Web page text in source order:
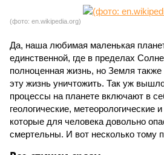
(фото: en.wikipedia.org)
Да, наша любимая маленькая
единственной, где в пределах
полноценная жизнь, но Земля также
эту жизнь уничтожить. Так уж
процессы на планете включают в
геологические, метеорологические
которые для человека довольно
смертельны. И вот несколько тому